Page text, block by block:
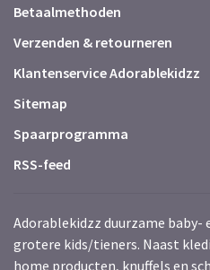
Betaalmethoden
Verzenden & retourneren
Klantenservice Adorablekidzz
Sitemap
Spaarprogramma
RSS-feed
Adorablekidzz duurzame baby-
grotere kids/tieners. Naast
home producten, knuffels en